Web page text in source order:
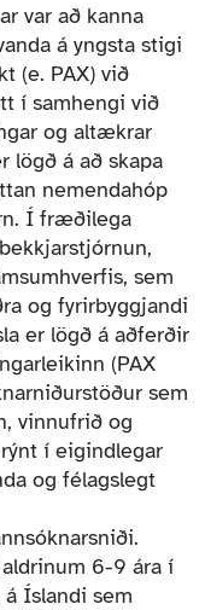
var að kanna
á yngsta stigi
(e. PAX) við
í samhengi við
og altækrar
lögð á að skapa
nemendahóp
Í fræðilega
sem
og fyrirbyggjandi
er lögð á aðferðir
(PAX
sem
vinnufrið og
í eigindlegar
og félagslegt
6-9 ára í
Íslandi sem